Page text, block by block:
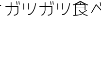
ガツガツ食